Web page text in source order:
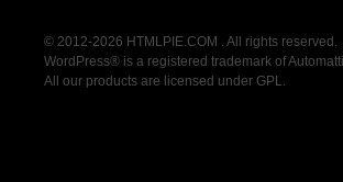
© 2012-2026 HTMLPIE.COM . All rights reserved.
WordPress® is a registered trademark of
All our products are licensed under GPL.